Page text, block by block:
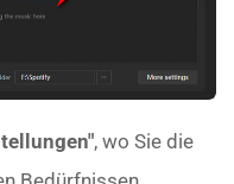
, wo Sie die